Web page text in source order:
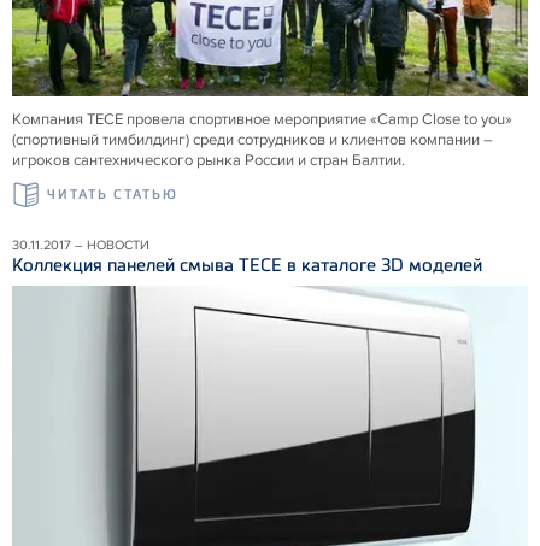
Компания ТЕСЕ провела спортивное мероприятие «Camp Close to you»
(спортивный тимбилдинг) среди сотрудников и клиентов компании –
игроков сантехнического рынка России и стран Балтии.
ЧИТАТЬ СТАТЬЮ
30.11.2017 – НОВОСТИ
Коллекция панелей смыва ТЕСЕ в каталоге 3D моделей